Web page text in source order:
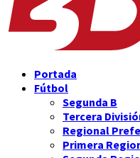
Portada
Fútbol
Segunda B
Tercera
Regional
Primera